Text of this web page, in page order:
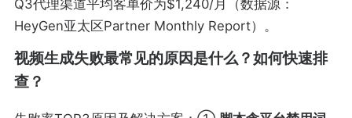
Q3代理渠道平均客单价为$1,240/月（数据源：
HeyGen亚太区Partner Monthly Report）。
视频生成失败最常见的原因是什么？如何快速排
查？